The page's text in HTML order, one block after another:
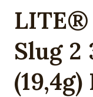
LITE®
Slug 2